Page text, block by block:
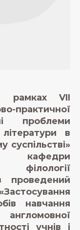
VII
проблеми
в
суспільстві»
кафедри
навчання
учнів і